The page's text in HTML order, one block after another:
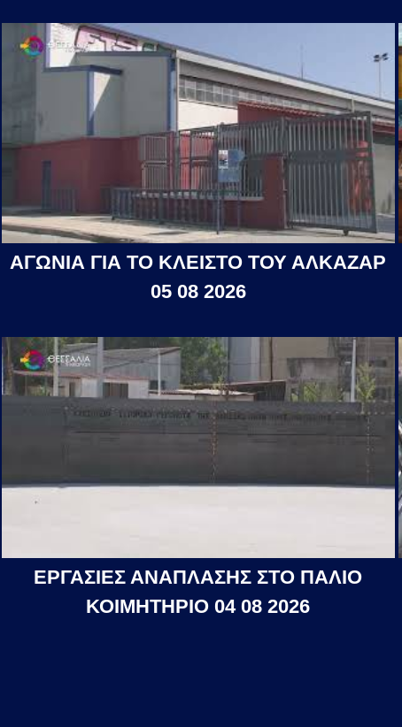
ΑΓΩΝΙΑ ΓΙΑ ΤΟ ΚΛΕΙΣΤΟ ΤΟΥ ΑΛΚΑΖΑΡ
05 08 2026
ΕΡΓΑΣΙΕΣ ΑΝΑΠΛΑΣΗΣ ΣΤΟ ΠΑΛΙΟ
ΚΟΙΜΗΤΗΡΙΟ 04 08 2026